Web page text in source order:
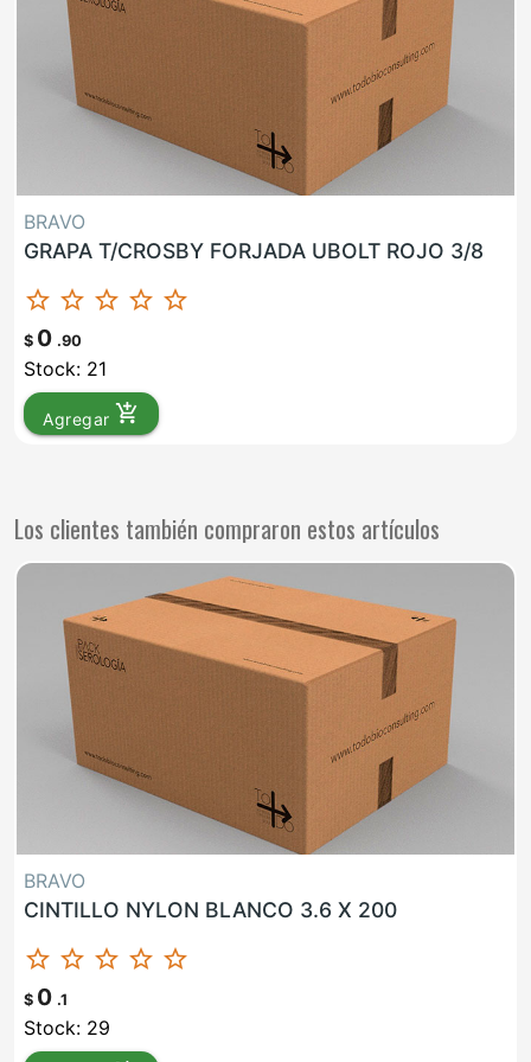
BRAVO
GRAPA T/CROSBY FORJADA UBOLT ROJO 3/8
star_border star_border star_border star_border star_border
$ 0 .90
Stock: 21
Agregar add_shopping_cart
Los clientes también compraron estos artículos
BRAVO
CINTILLO NYLON BLANCO 3.6 X 200
star_border star_border star_border star_border star_border
$ 0 .1
Stock: 29